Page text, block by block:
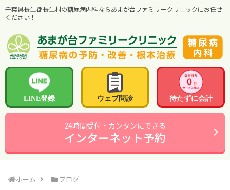
千葉県長生郡長生村の糖尿病内科ならあまが台ファミリークリニックにお任せ
ください！
LINE登録 ウェブ問診 待たずに会計
24時間受付・カンタンにできる
インターネット予約
ホーム ブログ